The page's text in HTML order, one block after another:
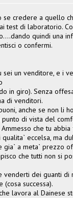
se credere a quello
test di laboratorio.
quindi una
o confermi.
sei un venditore, e i
in giro). Senza
di venditori.
anche se non li
punto di vista del
che tu
eccelsa, ma
gia` a meta` prezzo
che tutti non si
venderti dei guanti di
successa).
lavora al Dainese